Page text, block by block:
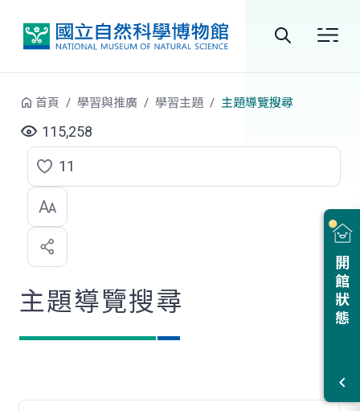
站
尋
開館狀態
首頁 學習與推廣 學習主題 主題導覽搜尋
115,258
點
選
喜
歡
11
主題導覽搜尋
查詢關鍵字